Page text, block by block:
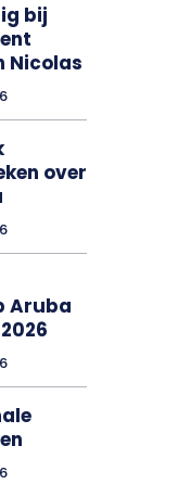
bij
Nicolas
over
Aruba